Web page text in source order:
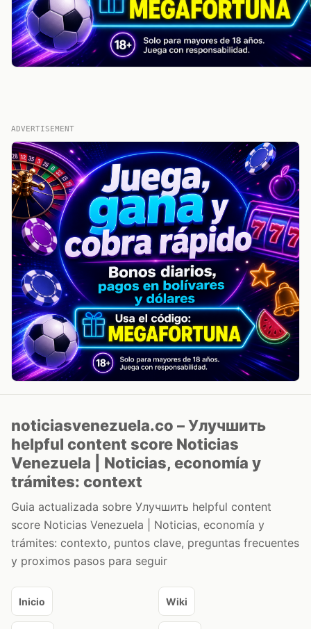
ADVERTISEMENT
noticiasvenezuela.co – Улучшить
helpful content score Noticias
Venezuela | Noticias, economía y
trámites: context
Guia actualizada sobre Улучшить helpful content
score Noticias Venezuela | Noticias, economía y
trámites: contexto, puntos clave, preguntas frecuentes
y proximos pasos para seguir
Inicio Wiki